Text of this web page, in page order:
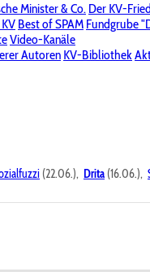
Minister & Co. Der KV-
Best of SPAM Fundgrube
Video-Kanäle
Autoren KV-Bibliothek
(22.06.), Drita (16.06.),